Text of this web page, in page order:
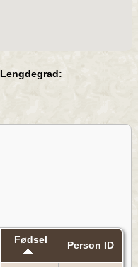
Lengdegrad:
Fødsel Person ID